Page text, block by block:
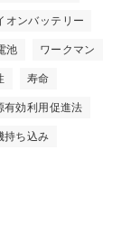
オンバッテリー
池 ワークマン
寿命
有効利用促進法
持ち込み